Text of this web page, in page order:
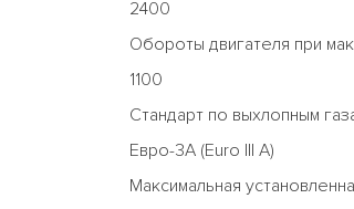
2400
Обороты двигателя при
1100
Стандарт по выхлопным
Евро-3А (Euro III A)
Максимальная